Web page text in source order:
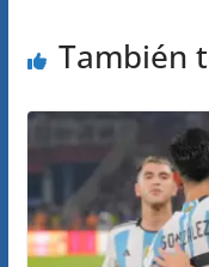
También